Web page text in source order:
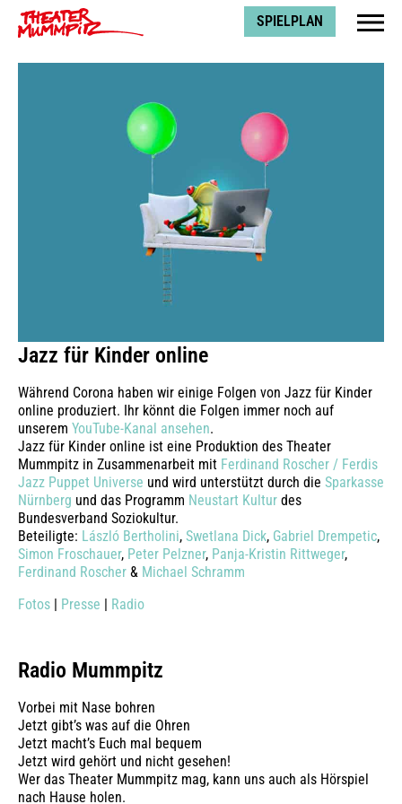
Theater Mummpitz SPIELPLAN
Jazz für Kinder online
Während Corona haben wir einige Folgen von Jazz für Kinder
online produziert. Ihr könnt die Folgen immer noch auf
unserem YouTube-Kanal ansehen.
Jazz für Kinder online ist eine Produktion des Theater
Mummpitz in Zusammenarbeit mit Ferdinand Roscher / Ferdis
Jazz Puppet Universe und wird unterstützt durch die Sparkasse
Nürnberg und das Programm Neustart Kultur des
Bundesverband Soziokultur.
Beteiligte: László Bertholini, Swetlana Dick, Gabriel Drempetic,
Simon Froschauer, Peter Pelzner, Panja-Kristin Rittweger,
Ferdinand Roscher & Michael Schramm
Fotos | Presse | Radio
Radio Mummpitz
Vorbei mit Nase bohren
Jetzt gibt’s was auf die Ohren
Jetzt macht’s Euch mal bequem
Jetzt wird gehört und nicht gesehen!
Wer das Theater Mummpitz mag, kann uns auch als Hörspiel
nach Hause holen.